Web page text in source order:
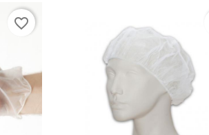
favorite_border